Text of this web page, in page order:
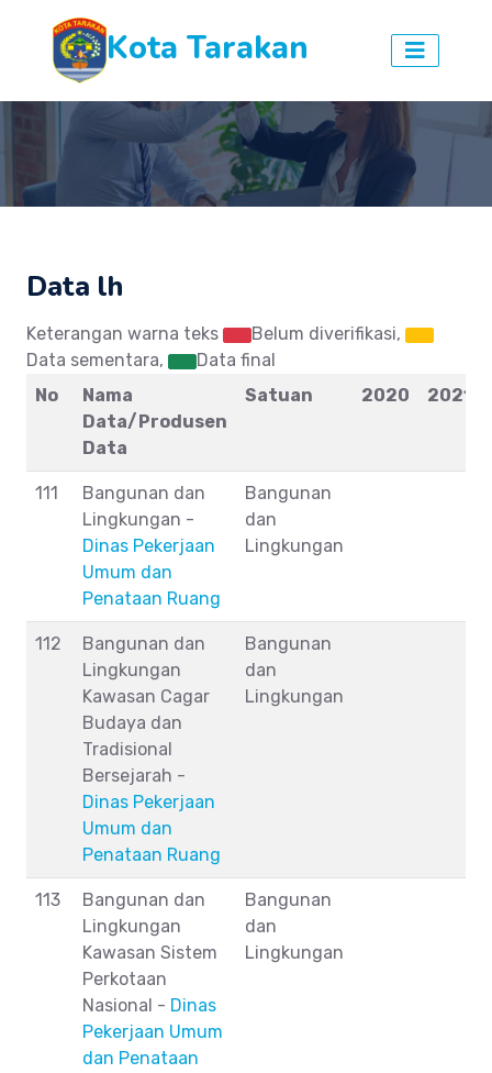
Kota Tarakan
Data lh
Keterangan warna teks
Belum diverifikasi,
Data sementara,
Data final
No
Nama
Data/Produsen
Data
Satuan 2020 2021
111
Bangunan dan
Lingkungan -
Dinas Pekerjaan
Umum dan
Penataan Ruang
Bangunan
dan
Lingkungan
112
Bangunan dan
Lingkungan
Kawasan Cagar
Budaya dan
Tradisional
Bersejarah -
Dinas Pekerjaan
Umum dan
Penataan Ruang
Bangunan
dan
Lingkungan
113
Bangunan dan
Lingkungan
Kawasan Sistem
Perkotaan
Nasional - Dinas
Pekerjaan Umum
dan Penataan
Bangunan
dan
Lingkungan